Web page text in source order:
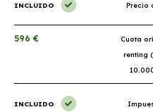
INCLUIDO Precio
596 €
Cuota
renting
INCLUIDO